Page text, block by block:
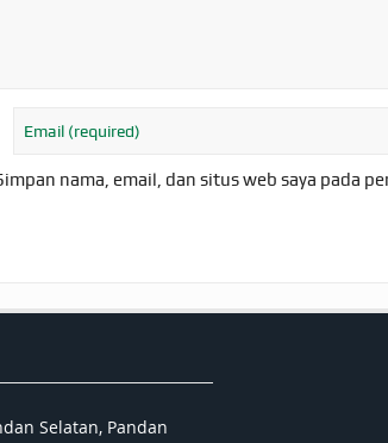
nama, email, dan situs web saya pada
Selatan, Pandan